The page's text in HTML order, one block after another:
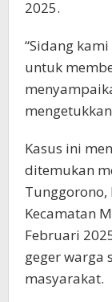
2025.
“Sidang
untuk
Kasus ini
ditemukan
Tunggorono,
Kecamatan
Februari
geger warga
masyarakat.